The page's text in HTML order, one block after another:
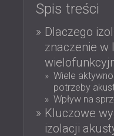
AKUSTYCZNE
AKUSTYCZNE
BADAWCZYCH
IZOLACJA
AKUSTYCZNE
KLUBÓW
IZOLACJA
AKUSTYCZNE
GREAT
SRBIJA (RS)
ROMÂNIA
FINLAND
РОССИЯ
USA (US)
SOUTH
Spis treści
Dlaczego
znaczenie w
Wiele
potrzeby
Wpływ na
Kluczowe
izolacji